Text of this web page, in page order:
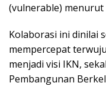
(vulnerable) menurut
Kolaborasi ini dinilai
mempercepat
menjadi visi IKN,
Pembangunan